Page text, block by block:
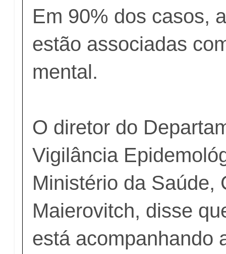
Em 90% dos casos,
estão associadas
mental.
O diretor do
Vigilância
Ministério da Saúde,
Maierovitch, disse
está acompanhando